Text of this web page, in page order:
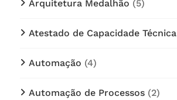
Arquitetura Medalhão (5)
Atestado de Capacidade Técnica
Automação (4)
Automação de Processos (2)